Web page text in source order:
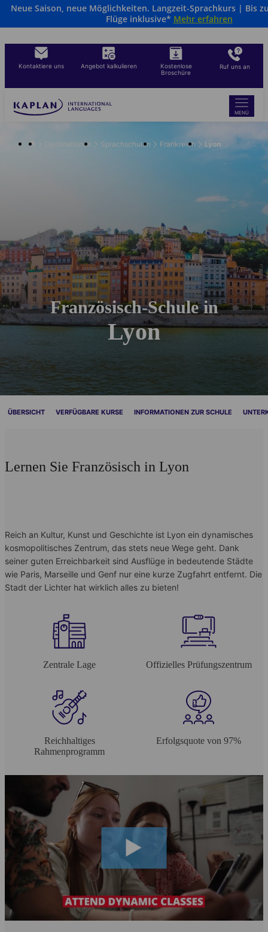
Direkt
Kontaktiere uns Angebot kalkulieren
Kostenlose
Broschüre
Ruf uns an
MENÜ
Neue Saison, neue Möglichkeiten. Langzeit-Sprachkurs | Bis
Flüge inklusive* Mehr erfahren
Destinationen Sprachschulen Frankreich Lyon
Französisch-Schule in
Lyon
ÜBERSICHT VERFÜGBARE KURSE INFORMATIONEN ZUR SCHULE
Lernen Sie Französisch in Lyon
Reich an Kultur, Kunst und Geschichte ist Lyon ein dynamisches
kosmopolitisches Zentrum, das stets neue Wege geht. Dank
seiner guten Erreichbarkeit sind Ausflüge in bedeutende Städte
wie Paris, Marseille und Genf nur eine kurze Zugfahrt entfernt. Die
Stadt der Lichter hat wirklich alles zu bieten!
Zentrale Lage Offizielles Prüfungszentrum
Reichhaltiges
Rahmenprogramm
Erfolgsquote von 97%